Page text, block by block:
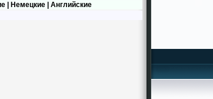
Немецкие
Английские